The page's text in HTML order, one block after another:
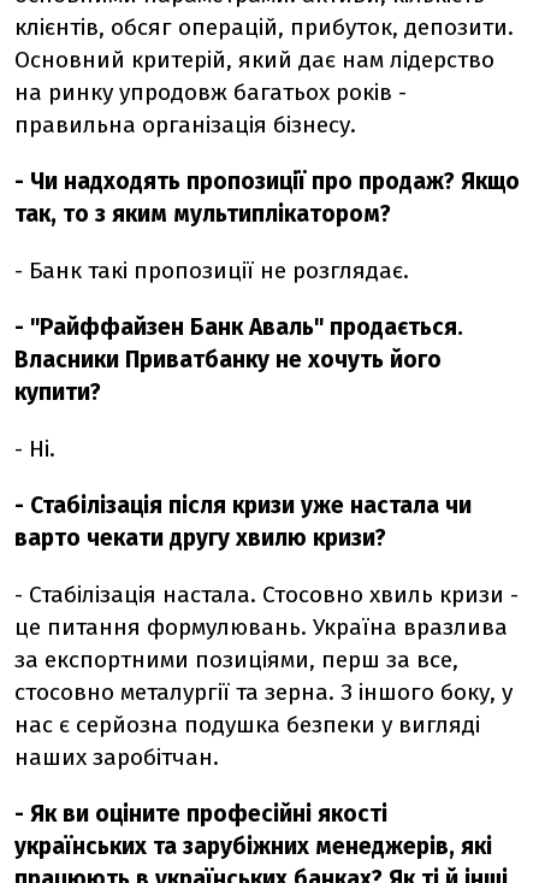
клієнтів, обсяг операцій, прибуток, депозити.
Основний критерій, який дає нам лідерство
на ринку упродовж багатьох років -
правильна організація бізнесу.
- Чи надходять пропозиції про продаж? Якщо
так, то з яким мультиплікатором?
- Банк такі пропозиції не розглядає.
- "Райффайзен Банк Аваль" продається.
Власники Приватбанку не хочуть його
купити?
- Ні.
- Стабілізація після кризи уже настала чи
варто чекати другу хвилю кризи?
- Стабілізація настала. Стосовно хвиль кризи -
це питання формулювань. Україна вразлива
за експортними позиціями, перш за все,
стосовно металургії та зерна. З іншого боку, у
нас є серйозна подушка безпеки у вигляді
наших заробітчан.
- Як ви оціните професійні якості
українських та зарубіжних менеджерів, які